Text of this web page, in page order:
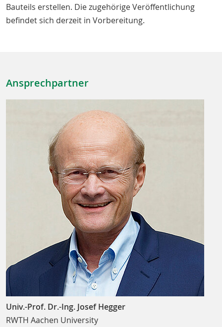
Bauteils erstellen. Die zugehörige Veröffentlichung
befindet sich derzeit in Vorbereitung.
Ansprechpartner
Univ.-Prof. Dr.-Ing. Josef Hegger
RWTH Aachen University